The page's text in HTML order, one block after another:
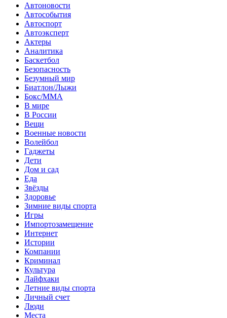
Автоновости
Автособытия
Автоспорт
Автоэксперт
Актеры
Аналитика
Баскетбол
Безопасность
Безумный мир
Биатлон/Лыжи
Бокс/MMA
В мире
В России
Вещи
Военные новости
Волейбол
Гаджеты
Дети
Дом и сад
Еда
Звёзды
Здоровье
Зимние виды спорта
Игры
Импортозамещение
Интернет
Истории
Компании
Криминал
Культура
Лайфхаки
Летние виды спорта
Личный счет
Люди
Места